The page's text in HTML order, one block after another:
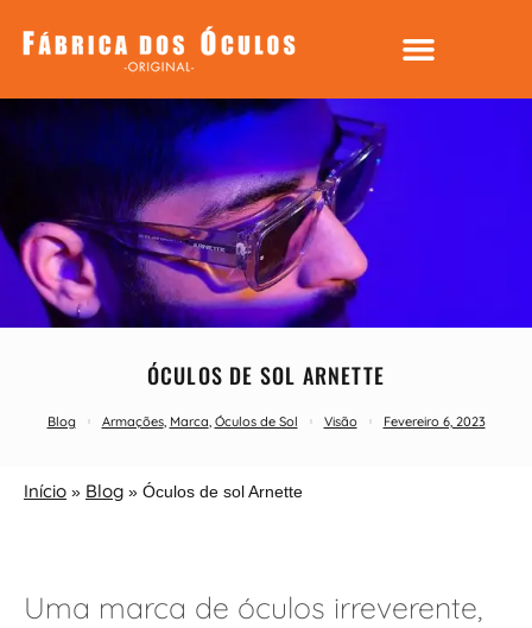
ÓCULOS DE SOL ARNETTE
Blog Armações, Marca, Óculos de Sol Visão Fevereiro 6, 2023
Início » Blog » Óculos de sol Arnette
Uma marca de óculos irreverente,